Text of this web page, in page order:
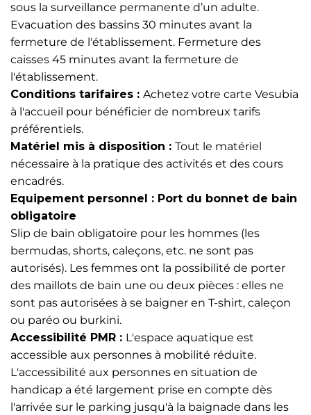
sous la surveillance permanente d’un adulte.
Evacuation des bassins 30 minutes avant la
fermeture de l'établissement. Fermeture des
caisses 45 minutes avant la fermeture de
l'établissement.
Conditions tarifaires : Achetez votre carte Vesubia
à l'accueil pour bénéficier de nombreux tarifs
préférentiels.
Matériel mis à disposition : Tout le matériel
nécessaire à la pratique des activités et des cours
encadrés.
Equipement personnel : Port du bonnet de bain
obligatoire
Slip de bain obligatoire pour les hommes (les
bermudas, shorts, caleçons, etc. ne sont pas
autorisés). Les femmes ont la possibilité de porter
des maillots de bain une ou deux pièces : elles ne
sont pas autorisées à se baigner en T-shirt, caleçon
ou paréo ou burkini.
Accessibilité PMR : L'espace aquatique est
accessible aux personnes à mobilité réduite.
L'accessibilité aux personnes en situation de
handicap a été largement prise en compte dès
l'arrivée sur le parking jusqu'à la baignade dans les